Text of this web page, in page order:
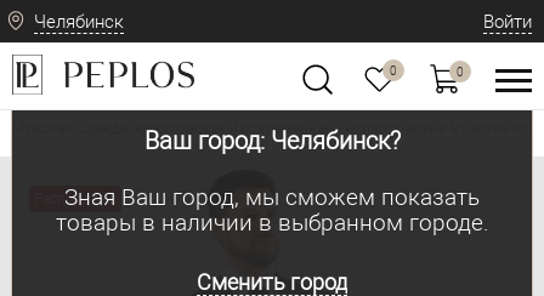
Челябинск
Ваш город: Челябинск?
Зная Ваш город, мы сможем показать
товары в наличии в выбранном городе.
Сменить город
Войти
0 0
Мужская одежда: классическая и современная Классические мужские
Распродажа